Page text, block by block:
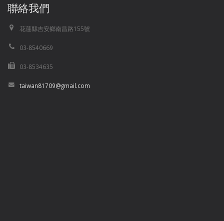
聯絡我們
花蓮縣吉安鄉南昌路155號
03-8540669
03-8534635
taiwan81709@gmail.com